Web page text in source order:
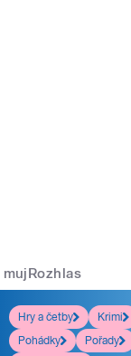
mujRozhlas
Hry a četby
Krimi
Pohádky
Pořady